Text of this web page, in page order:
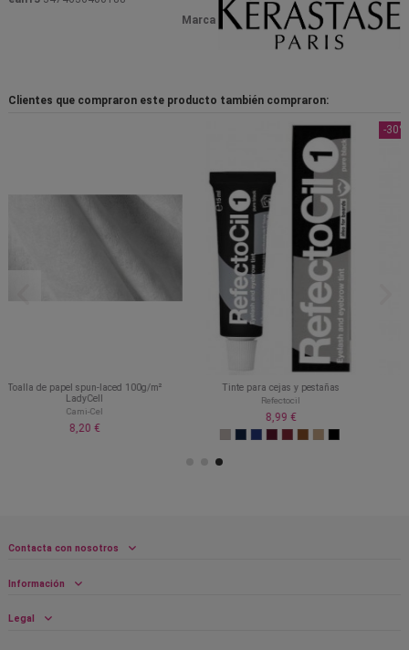
Marca
Clientes que compraron este producto también compraron:
Tinte para cejas y pestañas Majirel
LOreal Professionnel
Contacta con nosotros
Información
Legal